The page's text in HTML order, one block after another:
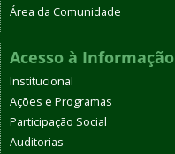
Área da Comunidade
Acesso à Informação
Institucional
Ações e Programas
Participação Social
Auditorias